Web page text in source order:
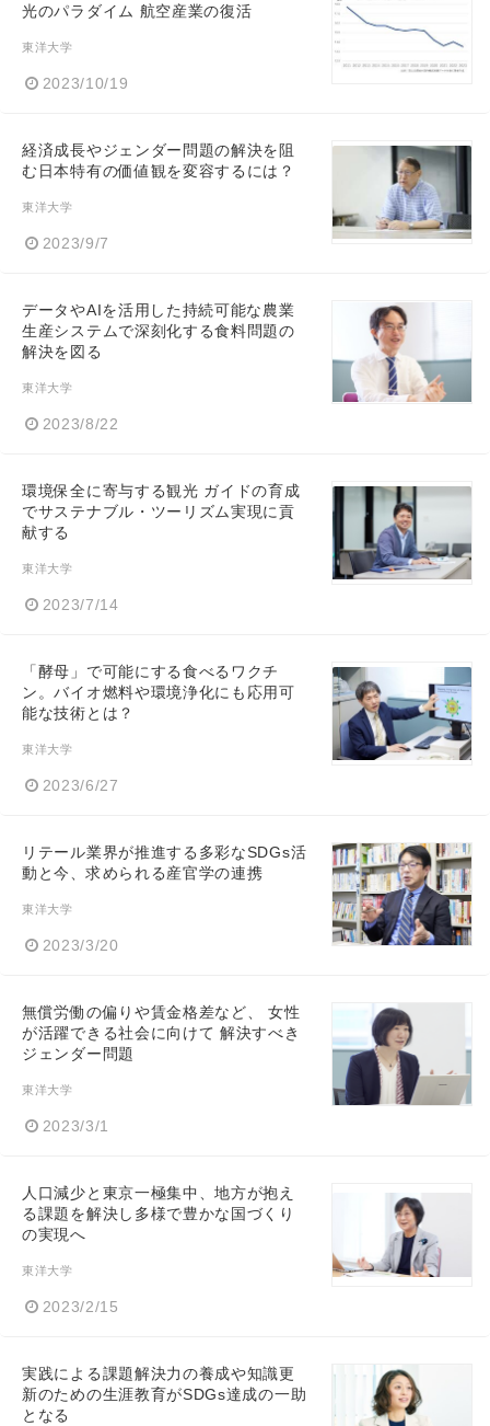
光のパラダイム 航空産業の復活
東洋大学
2023/10/19
経済成長やジェンダー問題の解決を阻
む日本特有の価値観を変容するには？
東洋大学
2023/9/7
データやAIを活用した持続可能な農業
生産システムで深刻化する食料問題の
解決を図る
東洋大学
2023/8/22
環境保全に寄与する観光 ガイドの育成
でサステナブル・ツーリズム実現に貢
献する
東洋大学
2023/7/14
「酵母」で可能にする食べるワクチ
ン。バイオ燃料や環境浄化にも応用可
能な技術とは？
東洋大学
2023/6/27
リテール業界が推進する多彩なSDGs活
動と今、求められる産官学の連携
東洋大学
2023/3/20
無償労働の偏りや賃金格差など、 女性
が活躍できる社会に向けて 解決すべき
ジェンダー問題
東洋大学
2023/3/1
人口減少と東京一極集中、地方が抱え
る課題を解決し多様で豊かな国づくり
の実現へ
東洋大学
2023/2/15
実践による課題解決力の養成や知識更
新のための生涯教育がSDGs達成の一助
となる